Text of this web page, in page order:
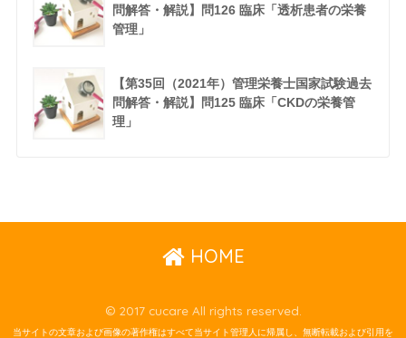
問解答・解説】問126 臨床「透析患者の栄養
管理」
【第35回（2021年）管理栄養士国家試験過去
問解答・解説】問125 臨床「CKDの栄養管
理」
HOME
© 2017 cucare All rights reserved.
当サイトの文章および画像の著作権はすべて当サイト管理人に帰属し、無断転載および引用を